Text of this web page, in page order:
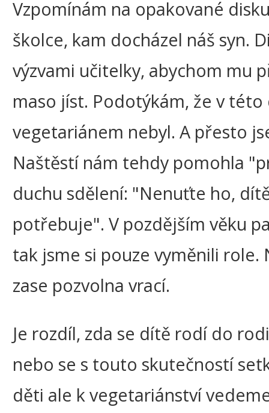
Vzpomínám na opakované
školce, kam docházel náš syn.
výzvami učitelky, abychom mu
maso jíst. Podotýkám, že v
vegetariánem nebyl. A přesto
Naštěstí nám tehdy pomohla
duchu sdělení: "Nenuťte ho,
potřebuje". V pozdějším věku
tak jsme si pouze vyměnili role.
zase pozvolna vrací.
Je rozdíl, zda se dítě rodí do
nebo se s touto skutečností
děti ale k vegetariánství